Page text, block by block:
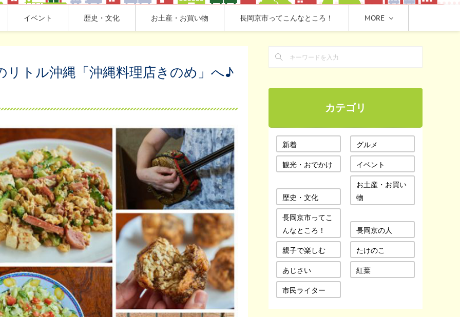
イベント 歴史・文化 お土産・お買い物 長岡京市ってこんなところ！ MORE
リトル沖縄「沖縄料理店きのめ」へ♪
カテゴリ
新着
グルメ
観光・おでかけ
イベント
歴史・文化
お土産・お買い
物
長岡京市ってこ
んなところ！
長岡京の人
親子で楽しむ
たけのこ
あじさい
紅葉
市民ライター